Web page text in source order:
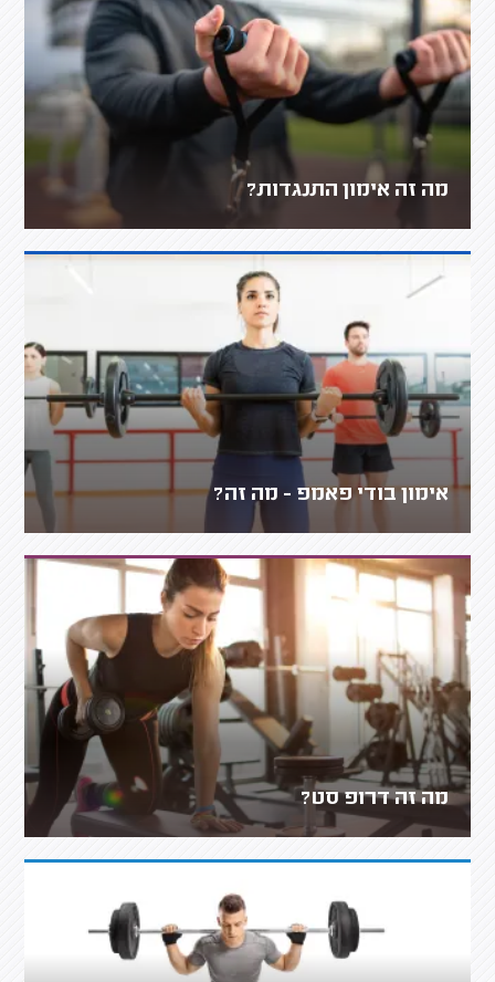
מה זה אימון התנגדות?
אימון בודי פאמפ - מה זה?
מה זה דרופ סט?